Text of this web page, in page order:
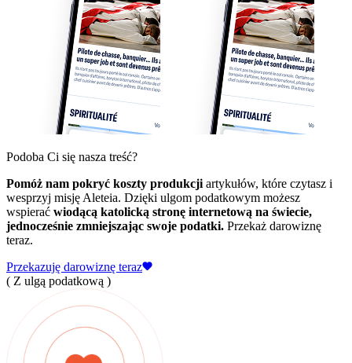
Podoba Ci się nasza treść?
Pomóż nam pokryć koszty produkcjiartykułów, które czytasz i
wesprzyj misję Aleteia. Dzięki ulgom podatkowym możesz
wspierać wiodącą katolicką stronę internetową na świecie,
jednocześnie zmniejszając swoje podatki. Przekaż darowiznę
teraz.
Przekazuję darowiznę teraz
( Z ulgą podatkową )